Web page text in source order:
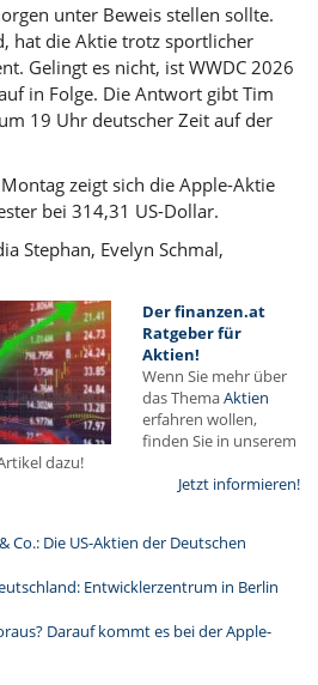
unter Beweis stellen sollte.
hat die Aktie trotz sportlicher
Gelingt es nicht, ist WWDC 2026
in Folge. Die Antwort gibt Tim
19 Uhr deutscher Zeit auf der
zeigt sich die Apple-Aktie
bei 314,31 US-Dollar.
Stephan, Evelyn Schmal,
Der finanzen.at
Ratgeber für
Aktien!
Wenn Sie mehr über
das ThemaAktien
erfahren wollen,
finden Sie in unserem
dazu!
Jetzt informieren!
Co.: Die US-Aktien der Deutschen
Entwicklerzentrum in Berlin
Darauf kommt es bei der Apple-